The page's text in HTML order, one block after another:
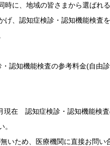
時に、地域の皆さまから選ばれ
げ、認知症検診・認知機能検査
・認知機能検査の参考料金(自由
現在 認知症検診・認知機能検査
。
いため、医療機関に直接お問い